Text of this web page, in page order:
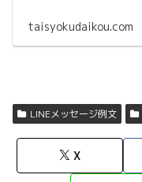
taisyokudaikou.com
LINEメッセージ例文
X